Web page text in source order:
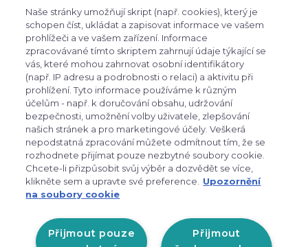
neuniklo
Zákaznické menuexpand_more
Praktické odkazyexpand_more
Liberci:
Naše stránky umožňují skript (např. cookies), který je
schopen číst, ukládat a zapisovat informace ve vašem
prohlížeči a ve vašem zařízení. Informace
zpracovávané tímto skriptem zahrnují údaje týkající se
vás, které mohou zahrnovat osobní identifikátory
(např. IP adresu a podrobnosti o relaci) a aktivitu při
prohlížení. Tyto informace používáme k různým
účelům - např. k doručování obsahu, udržování
bezpečnosti, umožnění volby uživatele, zlepšování
našich stránek a pro marketingové účely. Veškerá
nepodstatná zpracování můžete odmítnout tím, že se
rozhodnete přijímat pouze nezbytné soubory cookie.
Chcete-li přizpůsobit svůj výběr a dozvědět se více,
klikněte sem a upravte své preference.
Upozornění
na soubory cookie
Přijmout
Přijmout pouze